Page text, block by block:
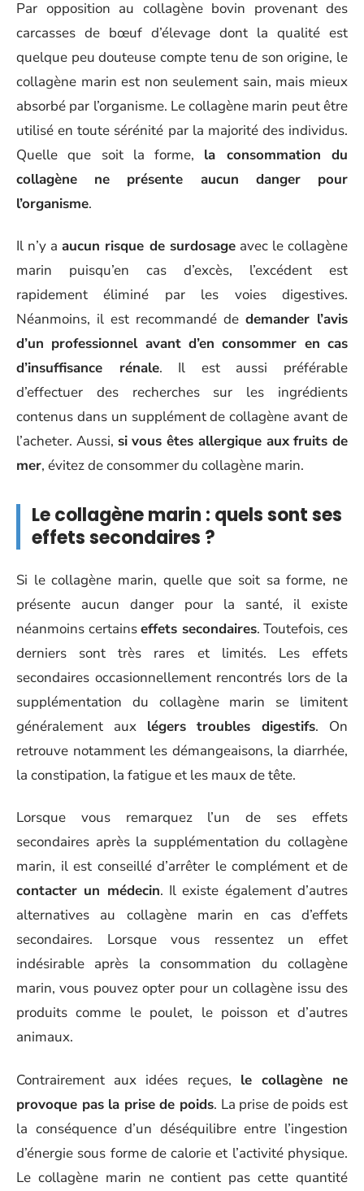
Par opposition au collagène bovin provenant des
carcasses de bœuf d’élevage dont la qualité est
quelque peu douteuse compte tenu de son origine, le
collagène marin est non seulement sain, mais mieux
absorbé par l’organisme. Le collagène marin peut être
utilisé en toute sérénité par la majorité des individus.
Quelle que soit la forme, la consommation du
collagène ne présente aucun danger pour
l’organisme.
Il n’y aaucun risque de surdosageavec le collagène
marin puisqu’en cas d’excès, l’excédent est
rapidement éliminé par les voies digestives.
Néanmoins, il est recommandé de demander l’avis
d’un professionnel avant d’en consommer en cas
d’insuffisance rénale. Il est aussi préférable
d’effectuer des recherches sur les ingrédients
contenus dans un supplément de collagène avant de
l’acheter. Aussi, si vous êtes allergique aux fruits de
mer, évitez de consommer du collagène marin.
Le collagène marin : quels sont ses
effets secondaires ?
Si le collagène marin, quelle que soit sa forme, ne
présente aucun danger pour la santé, il existe
néanmoins certainseffets secondaires. Toutefois, ces
derniers sont très rares et limités. Les effets
secondaires occasionnellement rencontrés lors de la
supplémentation du collagène marin se limitent
généralement aux légers troubles digestifs. On
retrouve notamment les démangeaisons, la diarrhée,
la constipation, la fatigue et les maux de tête.
Lorsque vous remarquez l’un de ses effets
secondaires après la supplémentation du collagène
marin, il est conseillé d’arrêter le complément et de
contacter un médecin. Il existe également d’autres
alternatives au collagène marin en cas d’effets
secondaires. Lorsque vous ressentez un effet
indésirable après la consommation du collagène
marin, vous pouvez opter pour un collagène issu des
produits comme le poulet, le poisson et d’autres
animaux.
Contrairement aux idées reçues, le collagène ne
provoque pas la prise de poids. La prise de poids est
la conséquence d’un déséquilibre entre l’ingestion
d’énergie sous forme de calorie et l’activité physique.
Le collagène marin ne contient pas cette quantité